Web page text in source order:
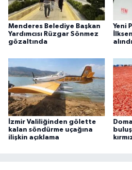
Menderes Belediye Başkan
Yardımcısı Rüzgar Sönmez
gözaltında
Yeni
alındı
İzmir Valiliğinden gölette
kalan söndürme uçağına
ilişkin açıklama